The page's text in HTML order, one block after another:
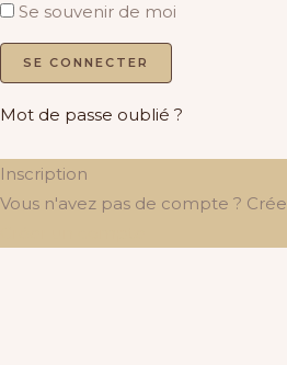
Se souvenir de moi
Mot de passe oublié ?
Inscription
Vous n'avez pas de compte ?